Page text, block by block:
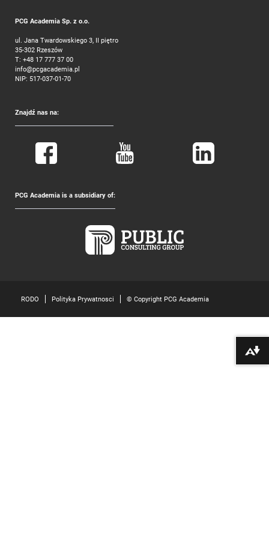
PCG Academia Sp. z o.o.
ul. Jana Twardowskiego 3, II piętro
35-302 Rzeszów
T: +48 17 777 37 00
info@pcgacademia.pl
NIP: 517-037-01-70
Znajdź nas na:
PCG Academia is a subsidiary of:
RODO Polityka Prywatnosci © Copyright PCG Academia
Pobierz